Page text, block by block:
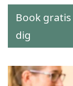
Book
dig